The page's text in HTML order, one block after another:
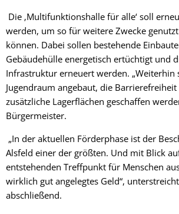
Die ‚Multifunktionshalle für alle‘ soll
werden, um so für weitere Zwecke
können. Dabei sollen bestehende
Gebäudehülle energetisch ertüchtigt und
Infrastruktur erneuert werden. „Weiterhin
Jugendraum angebaut, die
zusätzliche Lagerflächen geschaffen
Bürgermeister.
„In der aktuellen Förderphase ist der
Alsfeld einer der größten. Und mit Blick
entstehenden Treffpunkt für Menschen
wirklich gut angelegtes Geld“,
abschließend.